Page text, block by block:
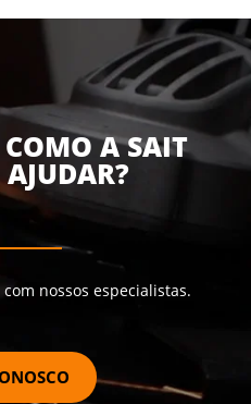
COMO A SAIT
AJUDAR?
nossos especialistas.